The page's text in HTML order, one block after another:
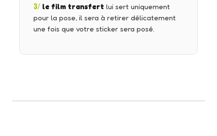
3/ le film transfert lui sert uniquement
pour la pose, il sera à retirer délicatement
une fois que votre sticker sera posé.